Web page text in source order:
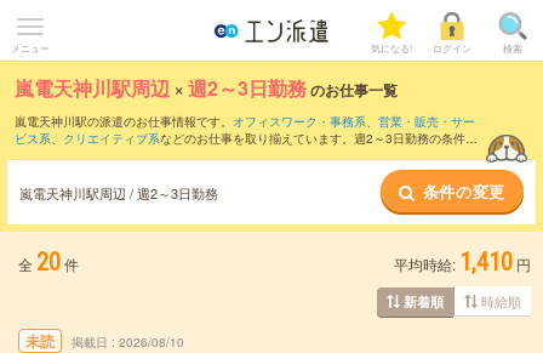
メニュー 気になる! ログイン 検索
嵐電天神川駅周辺 ×週2～3日勤務のお仕事一覧
嵐電天神川駅の派遣のお仕事情報です。 オフィスワーク・事務系、 営業・販売・サー
ビス系、 クリエイティブ系などのお仕事を取り揃えています。週2～3日勤務の条件の
嵐電天神川駅周辺 / 週2～3日勤務 条件の変更
全 20件 平均時給: 1,410 円
新着順 時給順
未読 掲載日 2026/08/10